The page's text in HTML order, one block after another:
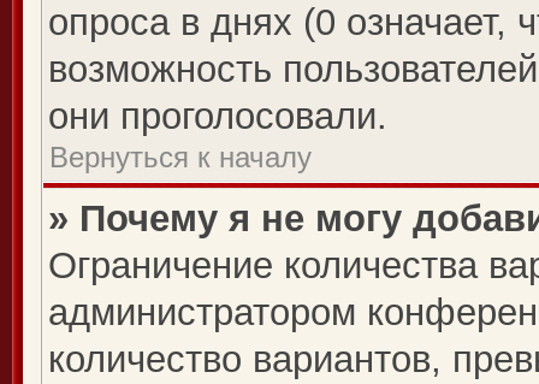
опроса в днях (0 означает,
возможность
они проголосовали.
Вернуться к началу
» Почему я не могу
Ограничение количества
администратором
количество вариантов,